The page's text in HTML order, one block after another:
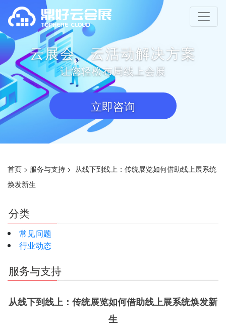
云展会、云活动解决方案
让您轻松布局线上会展
立即咨询
首页 > 服务与支持 > 从线下到线上：传统展览如何借助线上展系统
焕发新生
分类
常见问题
行业动态
服务与支持
从线下到线上：传统展览如何借助线上展系统焕发新
生